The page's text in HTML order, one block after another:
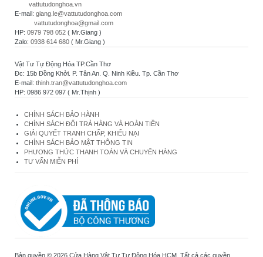
vattutudonghoa.vn
E-mail: giang.le@vattutudonghoa.com
vattutudonghoa@gmail.com
HP: 0979 798 052 ( Mr.Giang )
Zalo: 0938 614 680 ( Mr.Giang )
Vật Tư Tự Động Hóa TP.Cần Thơ
Đc: 15b Đồng Khởi. P. Tân An. Q. Ninh Kiều. Tp. Cần Thơ
E-mail: thinh.tran@vattutudonghoa.com
HP: 0986 972 097 ( Mr.Thịnh )
CHÍNH SÁCH BẢO HÀNH
CHÍNH SÁCH ĐỔI TRẢ HÀNG VÀ HOÀN TIỀN
GIẢI QUYẾT TRANH CHẤP, KHIẾU NẠI
CHÍNH SÁCH BẢO MẬT THÔNG TIN
PHƯƠNG THỨC THANH TOÁN VÀ CHUYỂN HÀNG
TƯ VẤN MIỄN PHÍ
Bản quyền © 2026 Cửa Hàng Vật Tư Tự Động Hóa HCM. Tất cả các quyền.